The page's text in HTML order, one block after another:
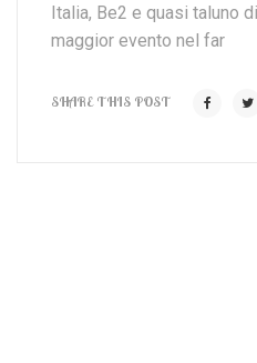
Italia, Be2 e quasi taluno
maggior evento nel far
SHARE THIS POST